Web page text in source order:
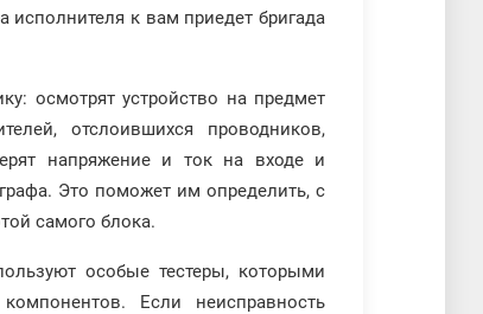
исполнителя к вам приедет бригада
осмотрят устройство на предмет
отслоившихся проводников,
напряжение и ток на входе и
Это поможет им определить, с
самого блока.
особые тестеры, которыми
Если неисправность